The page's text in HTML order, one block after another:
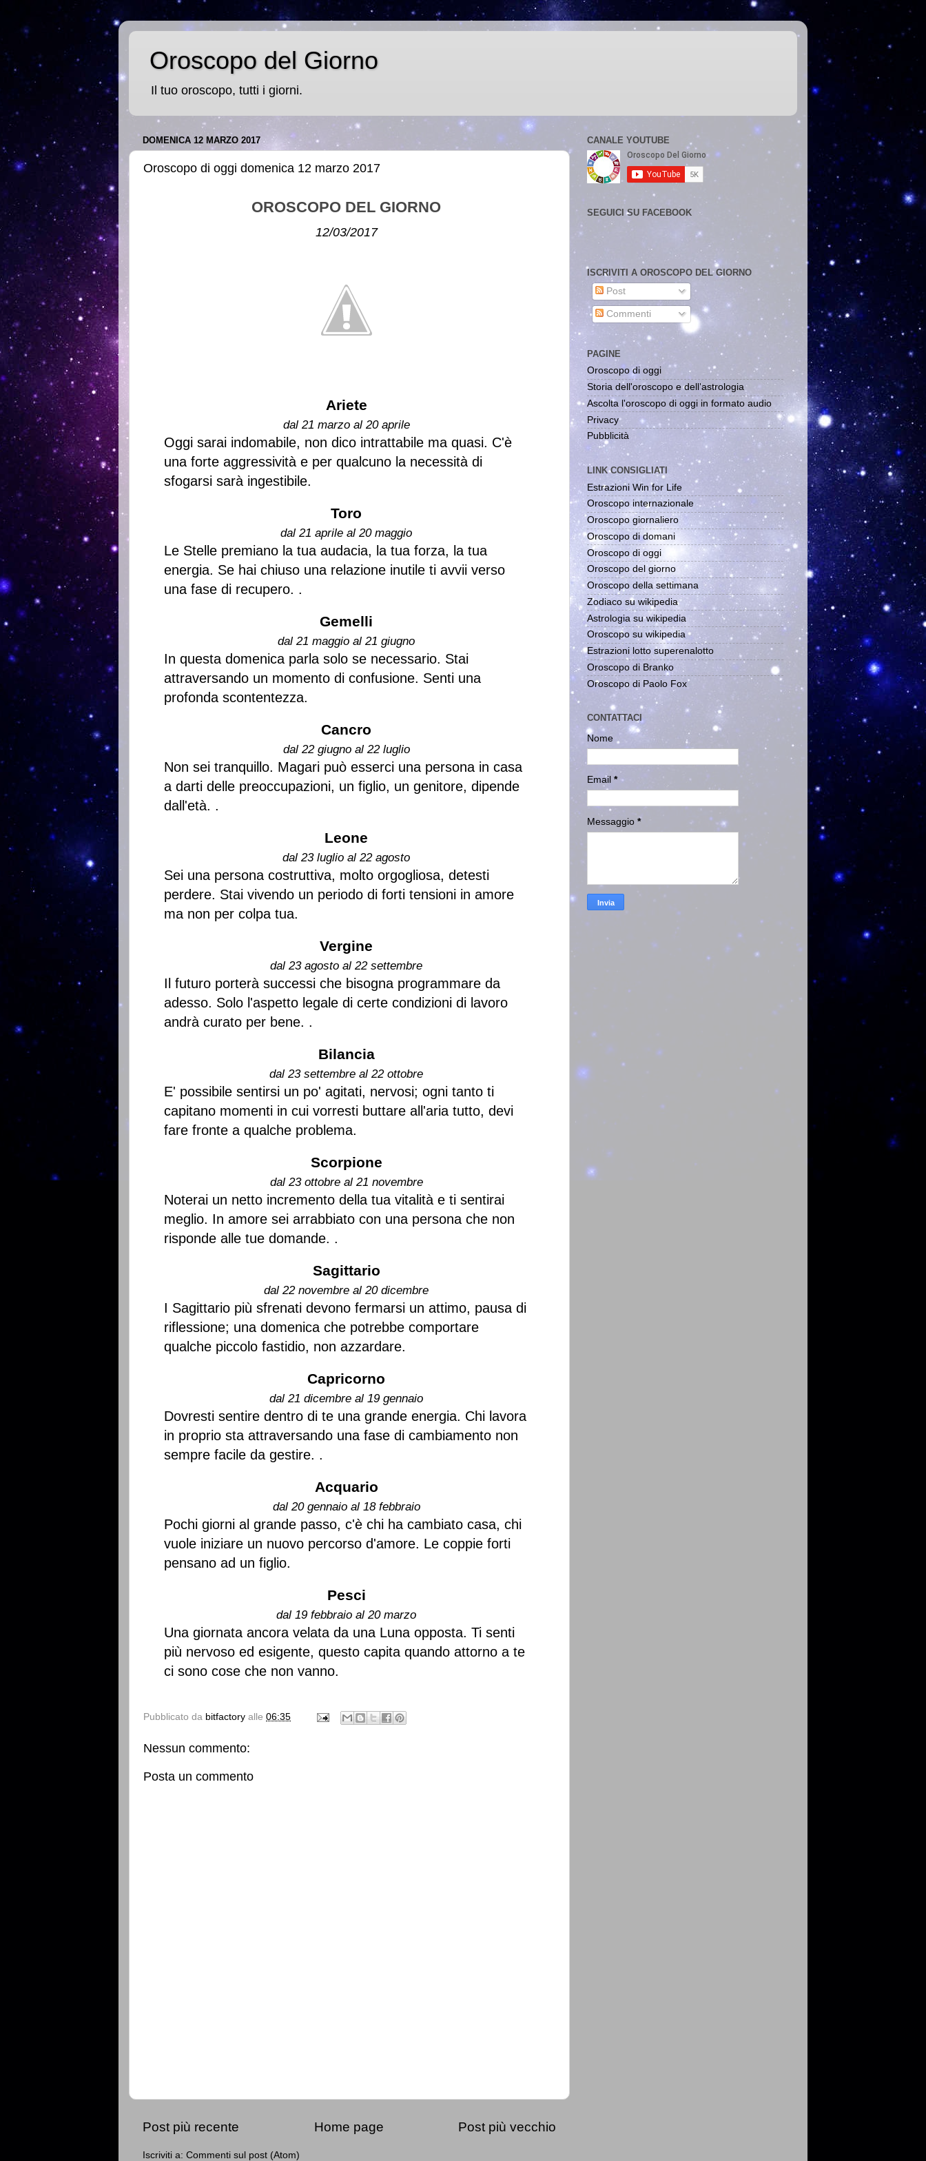
Oroscopo del Giorno
Il tuo oroscopo, tutti i giorni.
DOMENICA 12 MARZO 2017
Oroscopo di oggi domenica 12 marzo 2017
OROSCOPO DEL GIORNO
12/03/2017
Ariete
dal 21 marzo al 20 aprile
Oggi sarai indomabile, non dico intrattabile ma quasi. C'è
una forte aggressività e per qualcuno la necessità di
sfogarsi sarà ingestibile.
Toro
dal 21 aprile al 20 maggio
Le Stelle premiano la tua audacia, la tua forza, la tua
energia. Se hai chiuso una relazione inutile ti avvii verso
una fase di recupero. .
Gemelli
dal 21 maggio al 21 giugno
In questa domenica parla solo se necessario. Stai
attraversando un momento di confusione. Senti una
profonda scontentezza.
Cancro
dal 22 giugno al 22 luglio
Non sei tranquillo. Magari può esserci una persona in casa
a darti delle preoccupazioni, un figlio, un genitore, dipende
dall'età. .
Leone
dal 23 luglio al 22 agosto
Sei una persona costruttiva, molto orgogliosa, detesti
perdere. Stai vivendo un periodo di forti tensioni in amore
ma non per colpa tua.
Vergine
dal 23 agosto al 22 settembre
Il futuro porterà successi che bisogna programmare da
adesso. Solo l'aspetto legale di certe condizioni di lavoro
andrà curato per bene. .
Bilancia
dal 23 settembre al 22 ottobre
E' possibile sentirsi un po' agitati, nervosi; ogni tanto ti
capitano momenti in cui vorresti buttare all'aria tutto, devi
fare fronte a qualche problema.
Scorpione
dal 23 ottobre al 21 novembre
Noterai un netto incremento della tua vitalità e ti sentirai
meglio. In amore sei arrabbiato con una persona che non
risponde alle tue domande. .
Sagittario
dal 22 novembre al 20 dicembre
I Sagittario più sfrenati devono fermarsi un attimo, pausa di
riflessione; una domenica che potrebbe comportare
qualche piccolo fastidio, non azzardare.
Capricorno
dal 21 dicembre al 19 gennaio
Dovresti sentire dentro di te una grande energia. Chi lavora
in proprio sta attraversando una fase di cambiamento non
sempre facile da gestire. .
Acquario
dal 20 gennaio al 18 febbraio
Pochi giorni al grande passo, c'è chi ha cambiato casa, chi
vuole iniziare un nuovo percorso d'amore. Le coppie forti
pensano ad un figlio.
Pesci
dal 19 febbraio al 20 marzo
Una giornata ancora velata da una Luna opposta. Ti senti
più nervoso ed esigente, questo capita quando attorno a te
ci sono cose che non vanno.
Pubblicato da bitfactory alle 06:35
Nessun commento:
Posta un commento
Post più recente Post più vecchio
Home page
Iscriviti a: Commenti sul post (Atom)
CANALE YOUTUBE
SEGUICI SU FACEBOOK
ISCRIVITI A OROSCOPO DEL GIORNO
Post
Commenti
PAGINE
Oroscopo di oggi
Storia dell'oroscopo e dell'astrologia
Ascolta l'oroscopo di oggi in formato audio
Privacy
Pubblicità
LINK CONSIGLIATI
Estrazioni Win for Life
Oroscopo internazionale
Oroscopo giornaliero
Oroscopo di domani
Oroscopo di oggi
Oroscopo del giorno
Oroscopo della settimana
Zodiaco su wikipedia
Astrologia su wikipedia
Oroscopo su wikipedia
Estrazioni lotto superenalotto
Oroscopo di Branko
Oroscopo di Paolo Fox
CONTATTACI
Nome
Email *
Messaggio *